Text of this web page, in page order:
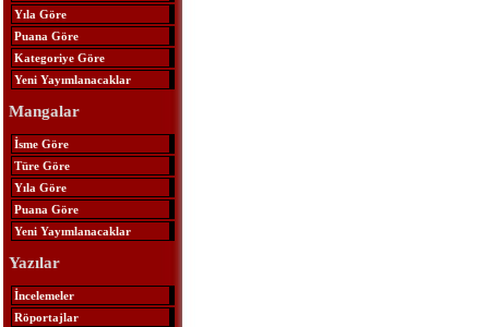
Yıla Göre
Puana Göre
Kategoriye Göre
Yeni Yayımlanacaklar
Mangalar
İsme Göre
Türe Göre
Yıla Göre
Puana Göre
Yeni Yayımlanacaklar
Yazılar
İncelemeler
Röportajlar